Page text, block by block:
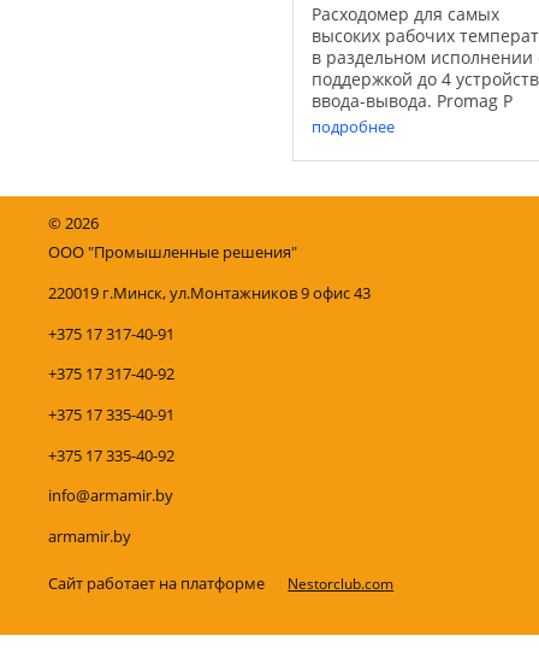
Расходомер для самых
высоких рабочих
в раздельном исполнении
поддержкой до 4 устройств
ввода-вывода. Promag P
используется в
технологических
коррозийными
подробнее
©2026
ООО "Промышленные решения"
220019 г.Минск, ул.Монтажников 9 офис 43
+375 17 317-40-91
+375 17 317-40-92
+375 17 335-40-91
+375 17 335-40-92
info@armamir.by
armamir.by
Сайт работает на платформе Nestorclub.com